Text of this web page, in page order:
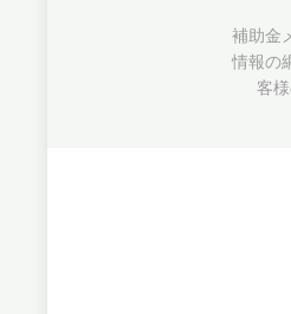
補助金
情報の
客